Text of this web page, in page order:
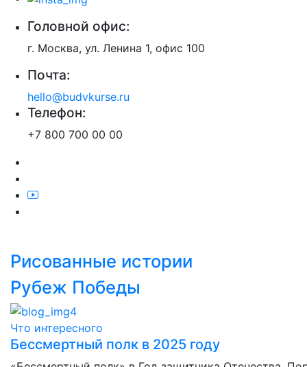
Головной офис:
г. Москва, ул. Ленина 1, офис 100
Почта:
hello@budvkurse.ru
Телефон:
+7 800 700 00 00
Рисованные истории
Рубеж Победы
Что интересного
Бессмертный полк в 2025 году